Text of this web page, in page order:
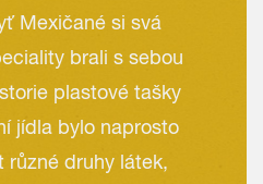
Mexičané si svá
brali s sebou
plastové tašky
jídla bylo naprosto
různé druhy látek,